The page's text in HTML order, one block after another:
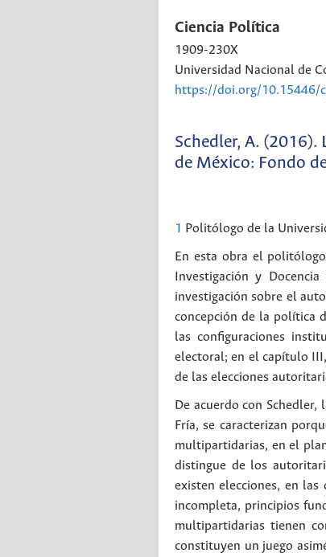
Ciencia Política
1909-230X
Universidad Nacional de
https://doi.org/10.15446/
Schedler, A.
de México: Fondo
1 Politólogo de la
En esta obra el
Investigación y
investigación sobre el
concepción de la política
las configuraciones
electoral; en el capítulo
de las elecciones
De acuerdo con
Fría, se caracterizan
multipartidarias, en el
distingue de los
existen elecciones, en las
incompleta, principios
multipartidarias tienen
constituyen un juego